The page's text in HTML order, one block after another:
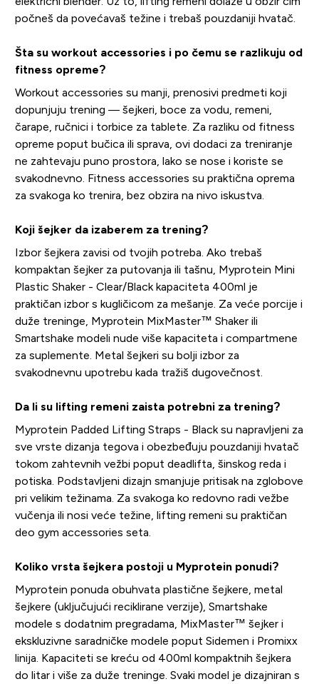
počneš da povećavaš težine i trebaš pouzdaniji hvatač.
Šta su workout accessories i po čemu se razlikuju od
fitness opreme?
Workout accessories su manji, prenosivi predmeti koji
dopunjuju trening — šejkeri, boce za vodu, remeni,
čarape, ručnici i torbice za tablete. Za razliku od fitness
opreme poput bučica ili sprava, ovi dodaci za treniranje
ne zahtevaju puno prostora, lako se nose i koriste se
svakodnevno. Fitness accessories su praktična oprema
za svakoga ko trenira, bez obzira na nivo iskustva.
Koji šejker da izaberem za trening?
Izbor šejkera zavisi od tvojih potreba. Ako trebaš
kompaktan šejker za putovanja ili tašnu, Myprotein Mini
Plastic Shaker - Clear/Black kapaciteta 400ml je
praktičan izbor s kugličicom za mešanje. Za veće porcije i
duže treninge, Myprotein MixMaster™ Shaker ili
Smartshake modeli nude više kapaciteta i compartmene
za suplemente. Metal šejkeri su bolji izbor za
svakodnevnu upotrebu kada tražiš dugovečnost.
Da li su lifting remeni zaista potrebni za trening?
Myprotein Padded Lifting Straps - Black su napravljeni za
sve vrste dizanja tegova i obezbeđuju pouzdaniji hvatač
tokom zahtevnih vežbi poput deadlifta, šinskog reda i
potiska. Podstavljeni dizajn smanjuje pritisak na zglobove
pri velikim težinama. Za svakoga ko redovno radi vežbe
vučenja ili nosi veće težine, lifting remeni su praktičan
deo gym accessories seta.
Koliko vrsta šejkera postoji u Myprotein ponudi?
Myprotein ponuda obuhvata plastične šejkere, metal
šejkere (uključujući reciklirane verzije), Smartshake
modele s dodatnim pregradama, MixMaster™ šejker i
ekskluzivne saradničke modele poput Sidemen i Promixx
linija. Kapaciteti se kreću od 400ml kompaktnih šejkera
do litar i više za duže treninge. Svaki model je dizajniran s